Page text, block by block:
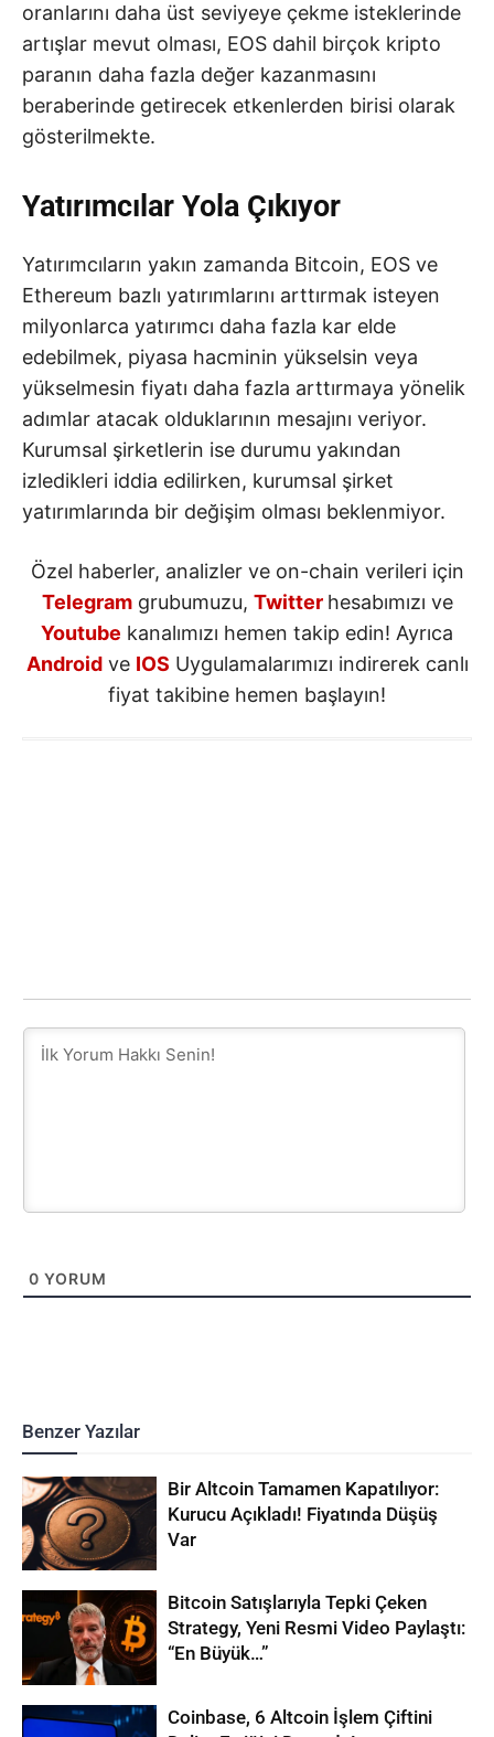
oranlarını daha üst seviyeye çekme isteklerinde
artışlar mevut olması, EOS dahil birçok kripto
paranın daha fazla değer kazanmasını
beraberinde getirecek etkenlerden birisi olarak
gösterilmekte.
Yatırımcılar Yola Çıkıyor
Yatırımcıların yakın zamanda Bitcoin, EOS ve
Ethereum bazlı yatırımlarını arttırmak isteyen
milyonlarca yatırımcı daha fazla kar elde
edebilmek, piyasa hacminin yükselsin veya
yükselmesin fiyatı daha fazla arttırmaya yönelik
adımlar atacak olduklarının mesajını veriyor.
Kurumsal şirketlerin ise durumu yakından
izledikleri iddia edilirken, kurumsal şirket
yatırımlarında bir değişim olması beklenmiyor.
Özel haberler, analizler ve on-chain verileri için
Telegramgrubumuzu, Twitter hesabımızı ve
Youtube kanalımızı hemen takip edin! Ayrıca
Androidve IOS Uygulamalarımızı indirerek canlı
fiyat takibine hemen başlayın!
0 YORUM
Benzer Yazılar
Bir Altcoin Tamamen Kapatılıyor:
Kurucu Açıkladı! Fiyatında Düşüş
Var
Bitcoin Satışlarıyla Tepki Çeken
Strategy, Yeni Resmi Video Paylaştı:
“En Büyük…”
Coinbase, 6 Altcoin İşlem Çiftini